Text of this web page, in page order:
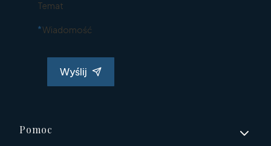
Temat
*Wiadomość
Wyślij
Linki w stopce
Pomoc